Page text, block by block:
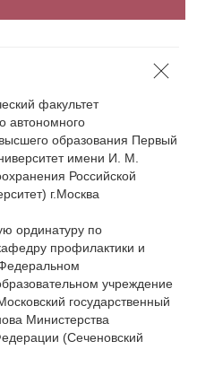
факультет
автономного
образования Первый
имени И. М.
Российской
г.Москва
ординатуру по
профилактики и
учреждение
государственный
Министерства
(Сеченовский